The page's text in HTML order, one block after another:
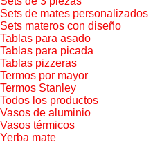
Sets de mates personalizados
Sets materos con diseño
Tablas para asado
Tablas para picada
Tablas pizzeras
Termos por mayor
Termos Stanley
Todos los productos
Vasos de aluminio
Vasos térmicos
Yerba mate